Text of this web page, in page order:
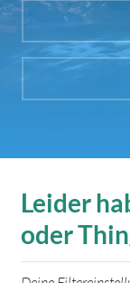
Leider
oder